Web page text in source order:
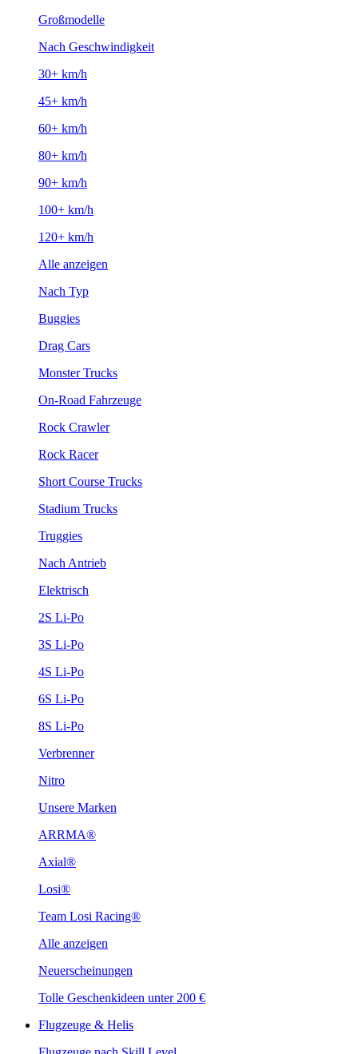
Großmodelle
Nach Geschwindigkeit
30+ km/h
45+ km/h
60+ km/h
80+ km/h
90+ km/h
100+ km/h
120+ km/h
Alle anzeigen
Nach Typ
Buggies
Drag Cars
Monster Trucks
On-Road Fahrzeuge
Rock Crawler
Rock Racer
Short Course Trucks
Stadium Trucks
Truggies
Nach Antrieb
Elektrisch
2S Li-Po
3S Li-Po
4S Li-Po
6S Li-Po
8S Li-Po
Verbrenner
Nitro
Unsere Marken
ARRMA®
Axial®
Losi®
Team Losi Racing®
Alle anzeigen
Neuerscheinungen
Tolle Geschenkideen unter 200 €
Flugzeuge & Helis